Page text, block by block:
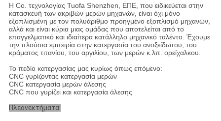
Η Co. τεχνολογίας Tuofa Shenzhen, ΕΠΕ, που ειδικεύεται στην
κατασκευή των ακριβών μερών μηχανών, είναι όχι μόνο
εξοπλισμένη με τον πολυάριθμο προηγμένο εξοπλισμό μηχανών,
αλλά και είναι κύρια μιας ομάδας που αποτελείται από το
επαγγελματικό και ιδιαίτερα κατάλληλο μηχανικό ταλέντο. Έχουμε
την πλούσια εμπειρία στην κατεργασία του ανοξείδωτου, του
κράματος τιτανίου, του αργιλίου, των μερών κ.λπ. ορείχαλκου.
Το πεδίο κατεργασίας μας κυρίως όπως επόμενο:
CNC γυρίζοντας κατεργασία μερών
CNC κατεργασία μερών άλεσης
CNC που γυρίζει και κατεργασία άλεσης
Πλεονεκτήματα: